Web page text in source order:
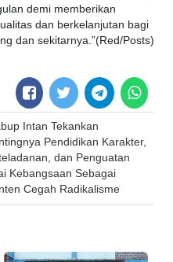
demi memberikan
dan berkelanjutan bagi
dan sekitarnya.”(Red/Posts)
Intan Tekankan
Pendidikan Karakter,
dan Penguatan
Kebangsaan Sebagai
Cegah Radikalisme